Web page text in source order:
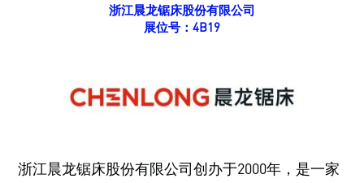
浙江晨龙锯床股份有限公司
展位号：4B19
浙江晨龙锯床股份有限公司创办于2000年，是一家